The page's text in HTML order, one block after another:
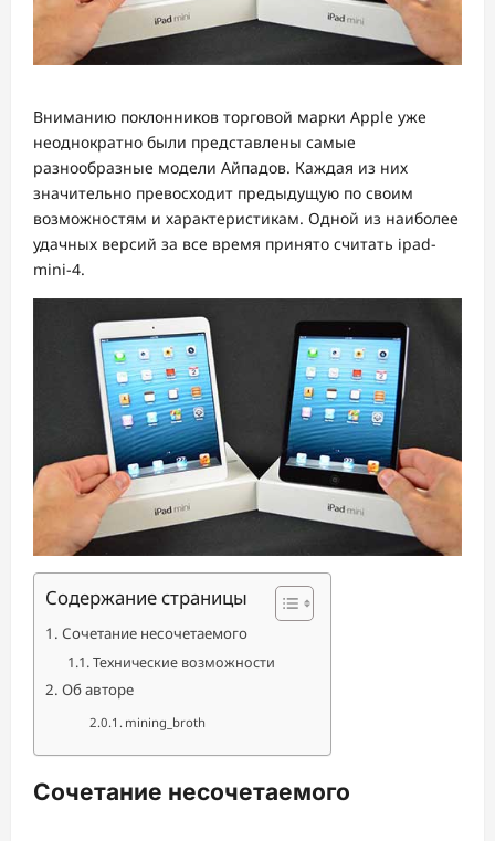
Вниманию поклонников торговой марки Apple уже
неоднократно были представлены самые
разнообразные модели Айпадов. Каждая из них
значительно превосходит предыдущую по своим
возможностям и характеристикам. Одной из наиболее
удачных версий за все время принято считать ipad-
mini-4.
Содержание страницы
Сочетание несочетаемого
Технические возможности
Об авторе
mining_broth
Сочетание несочетаемого